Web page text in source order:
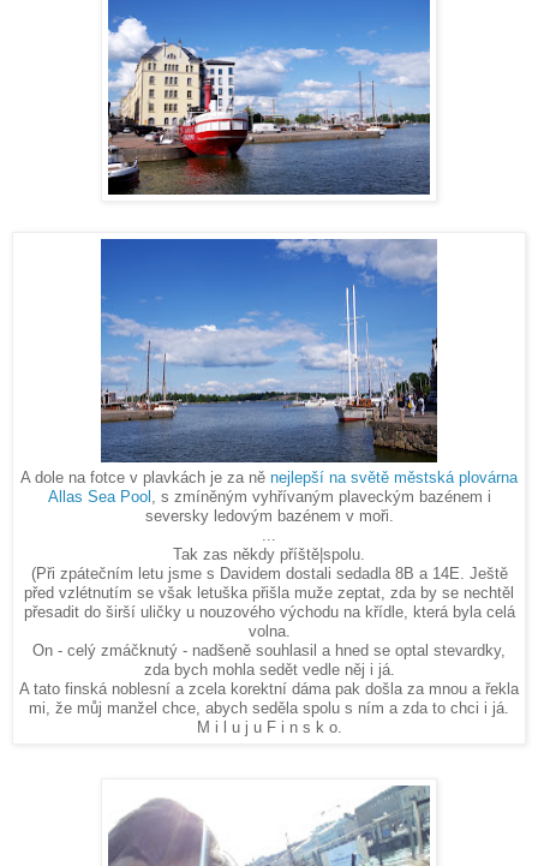
A dole na fotce v plavkách je za ně nejlepší na světě městská plovárna
Allas Sea Pool , s zmíněným vyhřívaným plaveckým bazénem i
seversky ledovým bazénem v moři.
...
Tak zas někdy příště|spolu.
(Při zpátečním letu jsme s Davidem dostali sedadla 8B a 14E. Ještě
před vzlétnutím se však letuška přišla muže zeptat, zda by se nechtěl
přesadit do širší uličky u nouzového východu na křídle, která byla celá
volna.
On - celý zmáčknutý - nadšeně souhlasil a hned se optal stevardky,
zda bych mohla sedět vedle něj i já.
A tato finská noblesní a zcela korektní dáma pak došla za mnou a řekla
mi, že můj manžel chce, abych seděla spolu s ním a zda to chci i já.
M i l u j u F i n s k o.